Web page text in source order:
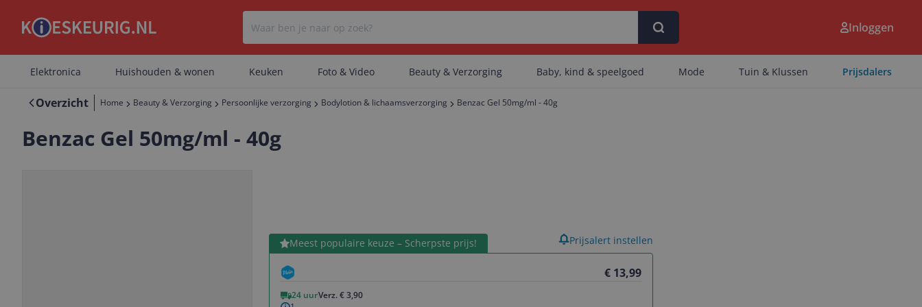
Er zijn geen artikelen gevonden.
Inloggen
Elektronica Huishouden & wonen Keuken Foto & Video Beauty & Verzorging Baby, kind & speelgoed Mode Tuin & Klussen Prijsdalers
Overzicht Home Beauty & Verzorging Persoonlijke verzorging Bodylotion & lichaamsverzorging Benzac Gel 50mg/ml - 40g
Benzac Gel 50mg/ml - 40g
Meest populaire keuze – Scherpste prijs!
€ 13,99
24 uurVerz. € 3,90
Bekijk product Prijsalert instellen